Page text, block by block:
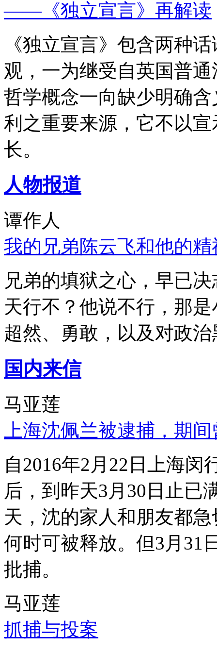
——《独立宣言》再解读
《独立宣言》包含两种
观，一为继受自英国普
哲学概念一向缺少明确
利之重要来源，它不以
长。
人物报道
谭作人
我的兄弟陈云飞和他的
兄弟的填狱之心，早已
天行不？他说不行，那
超然、勇敢，以及对政
国内来信
马亚莲
上海沈佩兰被逮捕，期
自2016年2月22日上海
后，到昨天3月30日止已
天，沈的家人和朋友都
何时可被释放。但3月31
批捕。
马亚莲
抓捕与投案